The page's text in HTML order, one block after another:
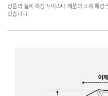
상품의 실제 측정 사이즈나 제품의 소재 특성
있습니다.